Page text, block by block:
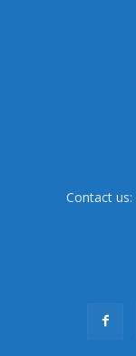
Contact us: